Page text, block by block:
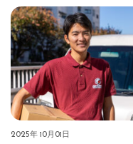
2025年 10月01日